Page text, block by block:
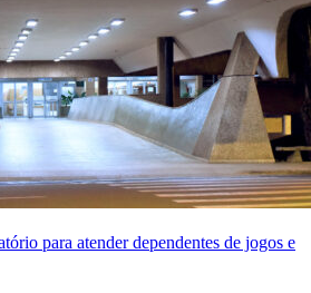
para atender dependentes de jogos e